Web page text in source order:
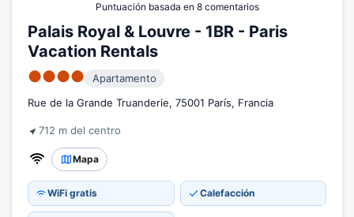
Puntuación basada en 8 comentarios
Palais Royal & Louvre - 1BR - Paris
Vacation Rentals
●●●●
Apartamento
Rue de la Grande Truanderie, 75001 París, Francia
712 m del centro
Mapa
WiFi gratis Calefacción